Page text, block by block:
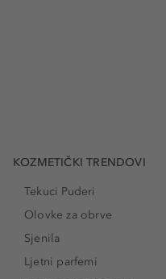
KOZMETIČKI TRENDOVI
Tekuci Puderi
Olovke za obrve
Sjenila
Ljetni parfemi